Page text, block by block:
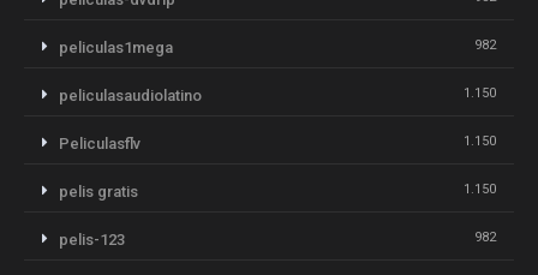
peliculas1mega 982
peliculasaudiolatino 1.150
Peliculasflv 1.150
pelis gratis 1.150
pelis-123 982